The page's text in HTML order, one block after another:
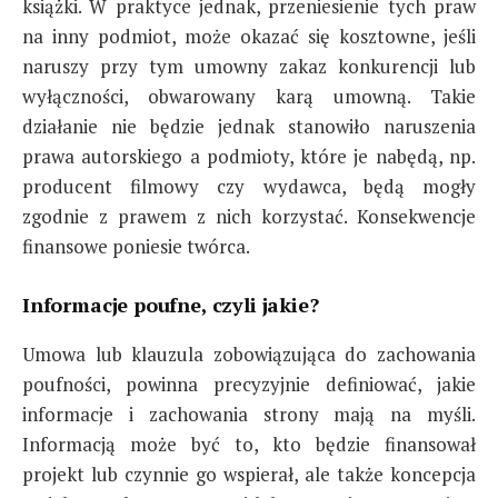
książki. W praktyce jednak, przeniesienie tych praw
na inny podmiot, może okazać się kosztowne, jeśli
naruszy przy tym umowny zakaz konkurencji lub
wyłączności, obwarowany karą umowną. Takie
działanie nie będzie jednak stanowiło naruszenia
prawa autorskiego a podmioty, które je nabędą, np.
producent filmowy czy wydawca, będą mogły
zgodnie z prawem z nich korzystać. Konsekwencje
finansowe poniesie twórca.
Informacje poufne, czyli jakie?
Umowa lub klauzula zobowiązująca do zachowania
poufności, powinna precyzyjnie definiować, jakie
informacje i zachowania strony mają na myśli.
Informacją może być to, kto będzie finansował
projekt lub czynnie go wspierał, ale także koncepcja